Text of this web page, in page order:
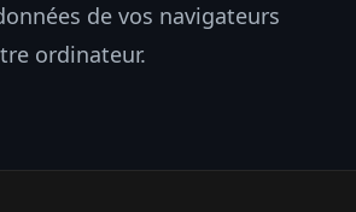
de vos navigateurs
ordinateur.